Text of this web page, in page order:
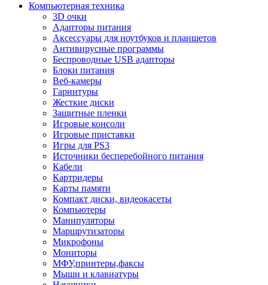
Компьютерная техника
3D очки
Адапторы питания
Аксессуары для ноутбуков и планшетов
Антивирусные программы
Беспроводные USB адапторы
Блоки питания
Веб-камеры
Гарнитуры
Жесткие диски
Защитные пленки
Игровые консоли
Игровые приставки
Игры для PS3
Источники бесперебойного питания
Кабели
Картридеры
Карты памяти
Компакт диски, видеокасеты
Компьютеры
Манипуляторы
Маршрутизаторы
Микрофоны
Мониторы
МФУ,принтеры,факсы
Мыши и клавиатуры